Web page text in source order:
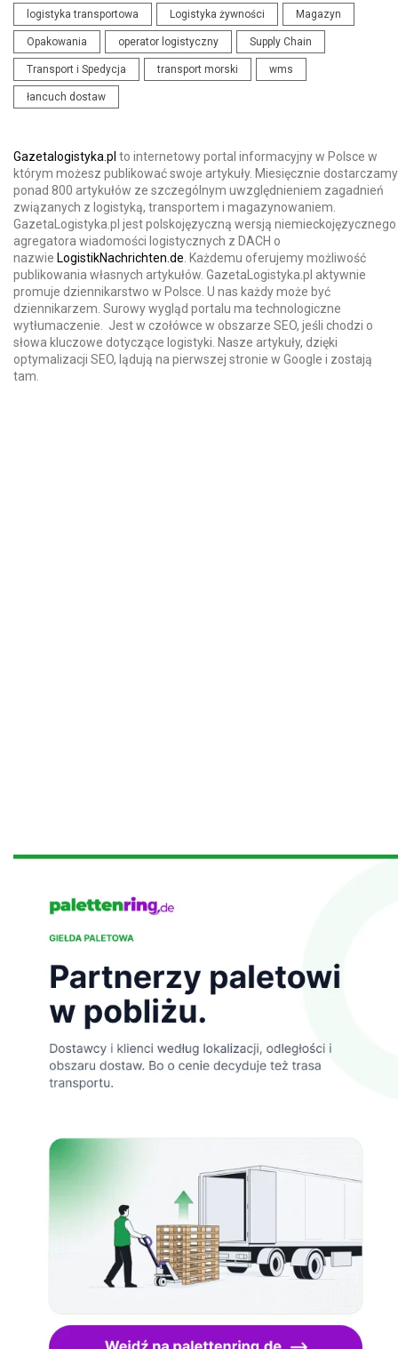
logistyka transportowa Logistyka żywności Magazyn
Opakowania operator logistyczny Supply Chain
Transport i Spedycja transport morski wms
łancuch dostaw
Gazetalogistyka.pl to internetowy portal informacyjny w Polsce w
którym możesz publikować swoje artykuły. Miesięcznie dostarczamy
ponad 800 artykułów ze szczególnym uwzględnieniem zagadnień
związanych z logistyką, transportem i magazynowaniem.
GazetaLogistyka.pl jest polskojęzyczną wersją niemieckojęzycznego
agregatora wiadomości logistycznych z DACH o
nazwie LogistikNachrichten.de. Każdemu oferujemy możliwość
publikowania własnych artykułów. GazetaLogistyka.pl aktywnie
promuje dziennikarstwo w Polsce. U nas każdy może być
dziennikarzem. Surowy wygląd portalu ma technologiczne
wytłumaczenie. Jest w czołówce w obszarze SEO, jeśli chodzi o
słowa kluczowe dotyczące logistyki. Nasze artykuły, dzięki
optymalizacji SEO, lądują na pierwszej stronie w Google i zostają
tam.